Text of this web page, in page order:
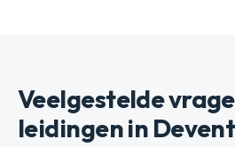
Veelgestelde
leidingen in